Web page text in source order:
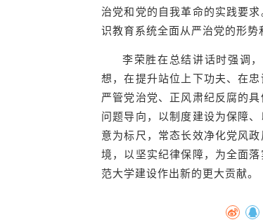
治党和党的自我革命的实践要
识教育系统全面从严治党的形势
李荣胜在总结讲话时强调
想，在提升站位上下功夫、在
严管党治党、正风肃纪反腐的
问题导向，以制度建设为保障
意为标尺，常态长效净化党风
境，以坚实纪律保障，为全面
范大学建设作出新的更大贡献。